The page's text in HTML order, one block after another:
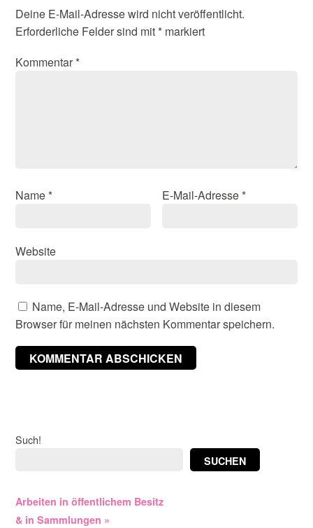
Deine E-Mail-Adresse wird nicht veröffentlicht.
Erforderliche Felder sind mit * markiert
Kommentar *
Name * E-Mail-Adresse *
Website
Name, E-Mail-Adresse und Website in diesem
Browser für meinen nächsten Kommentar speichern.
Such!
SUCHEN
Arbeiten in öffentlichem Besitz
& in Sammlungen »